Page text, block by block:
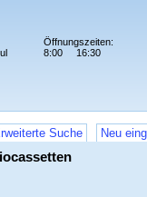
Öffnungszeiten:
8:00
16:30
Suche Neu